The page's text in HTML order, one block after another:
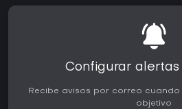
Configurar
Recibe avisos por correo
objetivo